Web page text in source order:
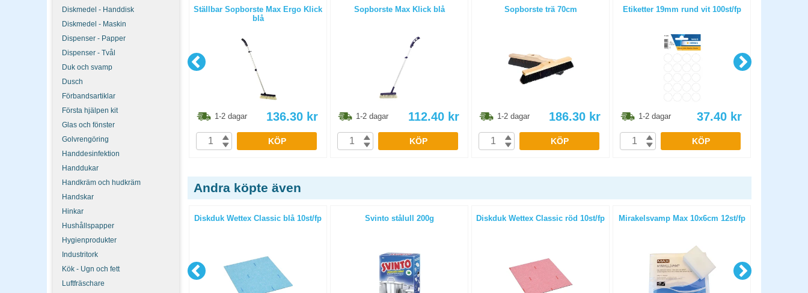
Diskmedel - Handdisk
Diskmedel - Maskin
Dispenser - Papper
Dispenser - Tvål
Duk och svamp
Dusch
Förbandsartiklar
Första hjälpen kit
Glas och fönster
Golvrengöring
Handdesinfektion
Handdukar
Handkräm och hudkräm
Handskar
Hinkar
Hushållspapper
Hygienprodukter
Industritork
Kök - Ugn och fett
Luftfräschare
Damvippa Basic teleskophandtag
1-2 dagar
Ställbar Sopborste Max Ergo Klick
blå
1-2 dagar 136.30 kr
KÖP
Sopborste Max Klick blå
1-2 dagar 112.40 kr
KÖP
Sopborste trä 70cm
1-2 dagar 186.30 kr
KÖP
Etiketter 19mm rund vit 100st/fp
1-2 dagar 37.40 kr
KÖP
Andra köpte även
32x32cm röd
Diskduk Wettex Classic blå 10st/fp Svinto stålull 200g Diskduk Wettex Classic röd 10st/fp Mirakelsvamp Max 10x6cm 12st/fp